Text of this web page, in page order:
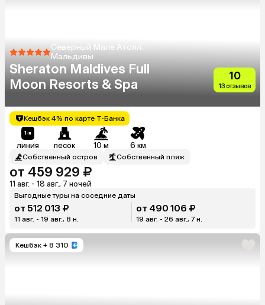
Северный Мале Атолл,
Мальдивы
Sheraton Maldives Full
Moon Resorts & Spa
10
13 отзывов
Кешбэк 4% по карте Т-Банка
линия песок 10 м 6 км
Собственный остров Собственный пляж
от 459 929 ₽
11 авг. - 18 авг., 7 ночей
Выгодные туры на соседние даты
от 512 013 ₽
11 авг. - 19 авг., 8 н.
от 490 106 ₽
19 авг. - 26 авг., 7 н.
Кешбэк + 8 310